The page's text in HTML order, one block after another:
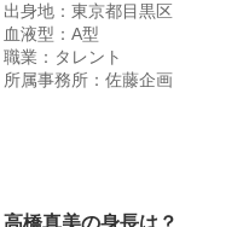
出身地：東京都目黒区
血液型：A型
職業：タレント
所属事務所：佐藤企画